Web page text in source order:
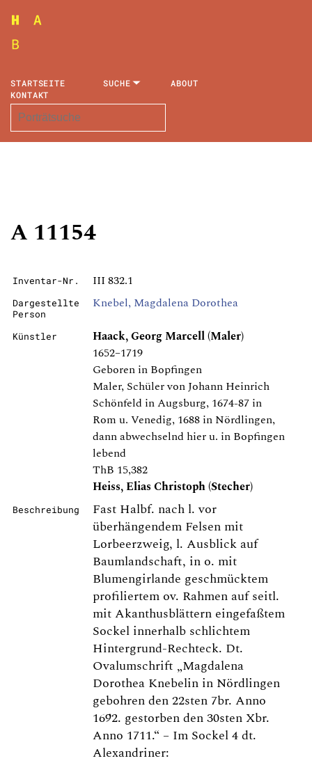
STARTSEITE SUCHE
ABOUT
KONTAKT
A 11154
Inventar-Nr. III 832.1
Dargestellte
Person
Knebel, Magdalena Dorothea
Künstler
Haack, Georg Marcell (Maler)
1652–1719
Geboren in Bopfingen
Maler, Schüler von Johann Heinrich
Schönfeld in Augsburg, 1674-87 in
Rom u. Venedig, 1688 in Nördlingen,
dann abwechselnd hier u. in Bopfingen
lebend
ThB 15,382
Heiss, Elias Christoph (Stecher)
Beschreibung
Fast Halbf. nach l. vor
überhängendem Felsen mit
Lorbeerzweig, l. Ausblick auf
Baumlandschaft, in o. mit
Blumengirlande geschmücktem
profiliertem ov. Rahmen auf seitl.
mit Akanthusblättern eingefaßtem
Sockel innerhalb schlichtem
Hintergrund-Rechteck. Dt.
Ovalumschrift „Magdalena
Dorothea Knebelin in Nördlingen
gebohren den 22sten 7br. Anno
1692. gestorben den 30sten Xbr.
Anno 1711.“ – Im Sockel 4 dt.
Alexandriner: